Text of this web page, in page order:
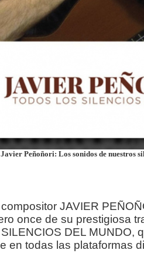
Javier Peñoñori: Los sonidos de nuestros
JAVIER
once de su prestigiosa
DEL MUNDO,
en todas las plataformas